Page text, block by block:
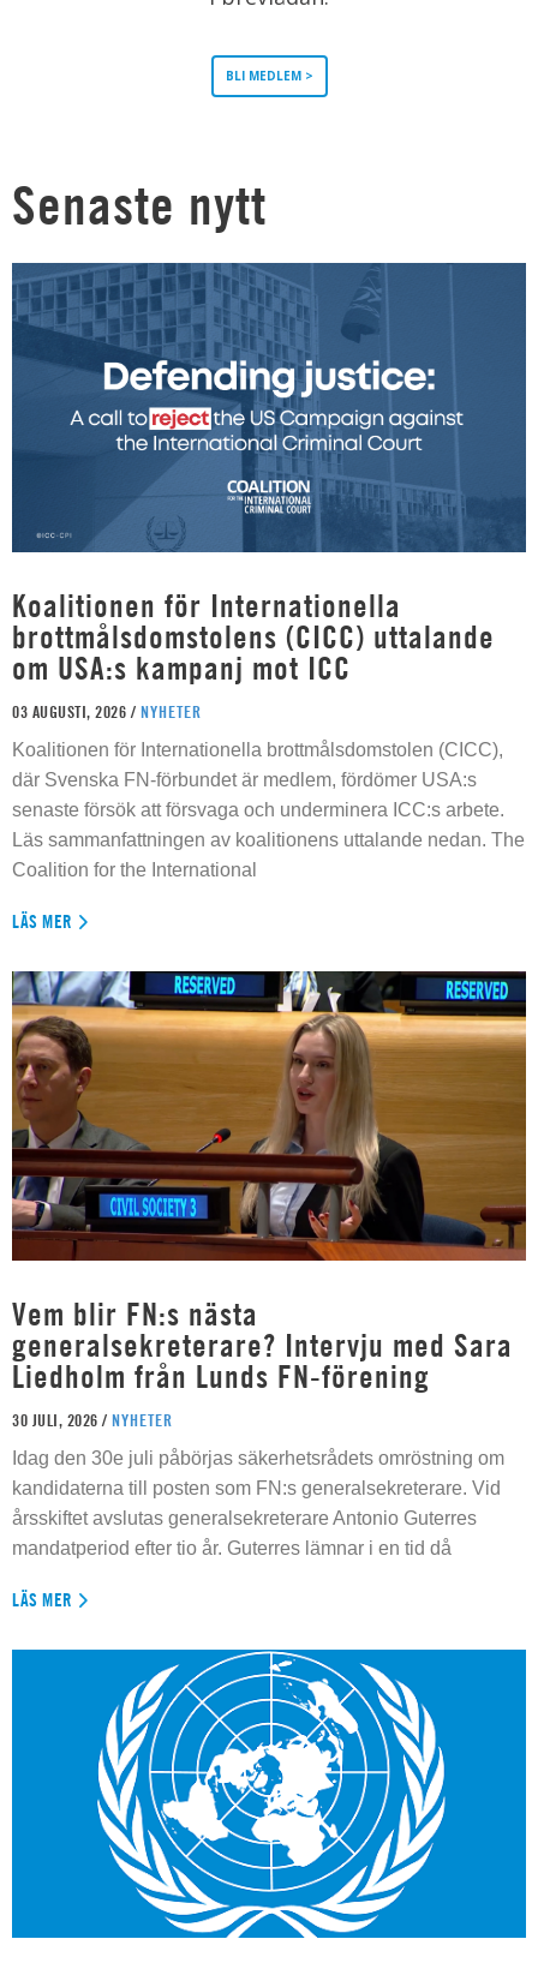
BLI MEDLEM >
Senaste nytt
Koalitionen för Internationella
brottmålsdomstolens (CICC) uttalande
om USA:s kampanj mot ICC
03 AUGUSTI, 2026 / NYHETER
Koalitionen för Internationella brottmålsdomstolen (CICC),
där Svenska FN-förbundet är medlem, fördömer USA:s
senaste försök att försvaga och underminera ICC:s arbete.
Läs sammanfattningen av koalitionens uttalande nedan. The
Coalition for the International
LÄS MER
Vem blir FN:s nästa
generalsekreterare? Intervju med Sara
Liedholm från Lunds FN-förening
30 JULI, 2026 / NYHETER
Idag den 30e juli påbörjas säkerhetsrådets omröstning om
kandidaterna till posten som FN:s generalsekreterare. Vid
årsskiftet avslutas generalsekreterare Antonio Guterres
mandatperiod efter tio år. Guterres lämnar i en tid då
LÄS MER